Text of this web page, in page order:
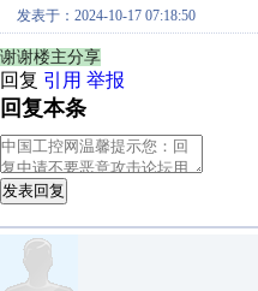
发表于：2024-10-17 07:18:50
谢谢楼主分享
回复 引用 举报
回复本条
发表回复